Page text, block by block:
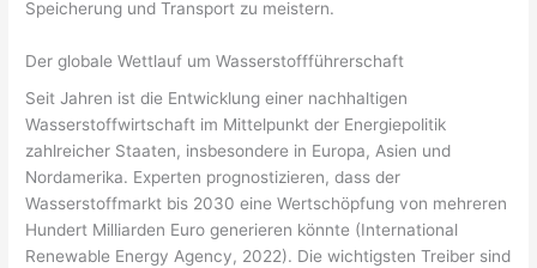
Speicherung und Transport zu meistern.
Der globale Wettlauf um Wasserstoffführerschaft
Seit Jahren ist die Entwicklung einer nachhaltigen
Wasserstoffwirtschaft im Mittelpunkt der Energiepolitik
zahlreicher Staaten, insbesondere in Europa, Asien und
Nordamerika. Experten prognostizieren, dass der
Wasserstoffmarkt bis 2030 eine Wertschöpfung von mehreren
Hundert Milliarden Euro generieren könnte (International
Renewable Energy Agency, 2022). Die wichtigsten Treiber sind